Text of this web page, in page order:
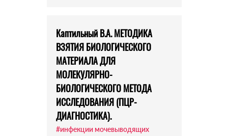
Каптильный В.А. МЕТОДИКА
ВЗЯТИЯ БИОЛОГИЧЕСКОГО
МАТЕРИАЛА ДЛЯ
МОЛЕКУЛЯРНО-
БИОЛОГИЧЕСКОГО МЕТОДА
ИССЛЕДОВАНИЯ (ПЦР-
ДИАГНОСТИКА).
#инфекции мочевыводящих